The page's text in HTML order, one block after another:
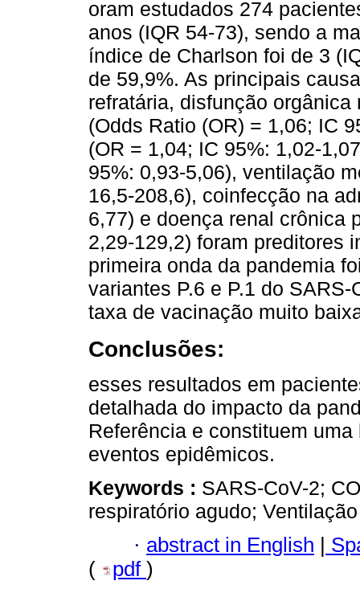
oram estudados 274
anos (IQR 54-73), sendo a
índice de Charlson foi de 3
de 59,9%. As principais
refratária, disfunção
(Odds Ratio (OR) = 1,06; IC
(OR = 1,04; IC 95%: 1,02-
95%: 0,93-5,06), ventilação
16,5-208,6), coinfecção na
6,77) e doença renal crônica
2,29-129,2) foram preditores
primeira onda da pandemia
variantes P.6 e P.1 do
taxa de vacinação muito
Conclusões:
esses resultados em
detalhada do impacto da
Referência e constituem
eventos epidêmicos.
Keywords : SARS-CoV-2;
respiratório agudo;
· abstract in English
(
pdf )